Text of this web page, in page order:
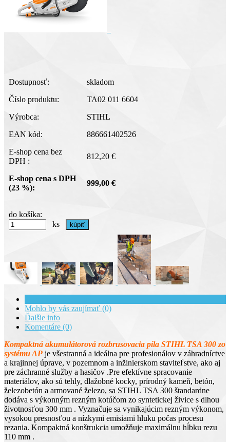
Dostupnosť:
skladom
Číslo produktu:
TA02 011 6604
Výrobca:
STIHL
EAN kód:
886661402526
E-shop cena bez
DPH :
812,20 €
E-shop cena s DPH
(23 %):
999,00 €
do košíka:
ks
Mohlo by vás zaujímať (0)
Ďalšie info
Komentáre (0)
Kompaktná akumulátorová rozbrusovacia píla STIHL TSA 300 zo
systému AP je všestranná a ideálna pre profesionálov v záhradníctve
a krajinnej úprave, v pozemnom a inžinierskom staviteľstve, ako aj
pre záchranné služby a hasičov .Pre efektívne spracovanie
materiálov, ako sú tehly, dlažobné kocky, prírodný kameň, betón,
železobetón a armované železo, sa STIHL TSA 300 štandardne
dodáva s výkonným rezným kotúčom zo syntetickej živice s dlhou
životnosťou 300 mm . Vyznačuje sa vynikajúcim rezným výkonom,
vysokou presnosťou a nízkymi emisiami hluku počas procesu
rezania. Kompaktná konštrukcia umožňuje maximálnu hĺbku rezu
110 mm .